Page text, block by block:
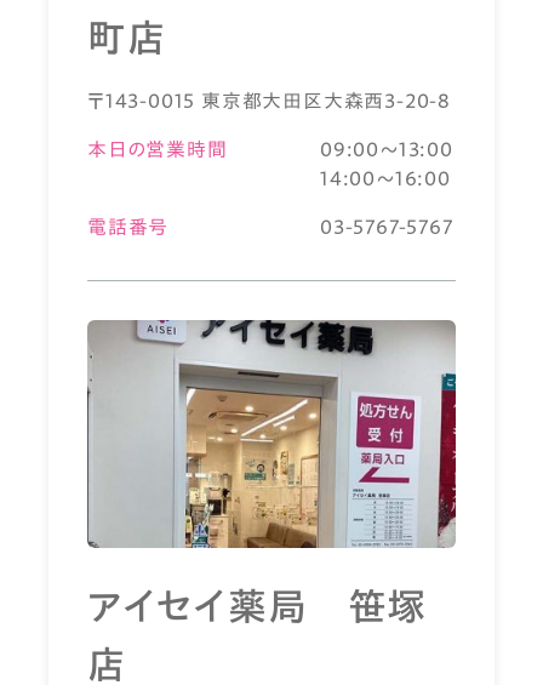
町店
〒143-0015 東京都大田区大森西3-20-8
本日の営業時間
09:00～13:00
14:00～16:00
電話番号 03-5767-5767
アイセイ薬局 笹塚
店